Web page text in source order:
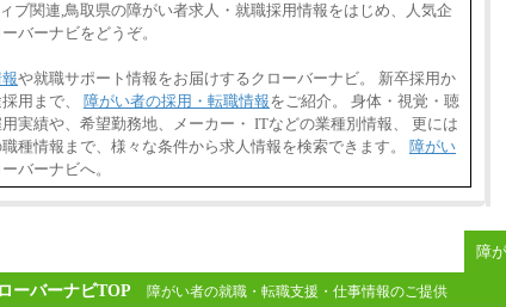
ブ関連,鳥取県の障がい者求人・就職採用情報をはじめ、人気企
バーナビをどうぞ。
や就職サポート情報をお届けするクローバーナビ。 新卒採用か
用まで、 障がい者の採用・転職情報をご紹介。 身体・視覚・聴
実績や、希望勤務地、メーカー・ ITなどの業種別情報、 更には
種情報まで、様々な条件から求人情報を検索できます。 障がい
バーナビへ。
障
ーバーナビTOP 障がい者の就職・転職支援・仕事情報のご提供